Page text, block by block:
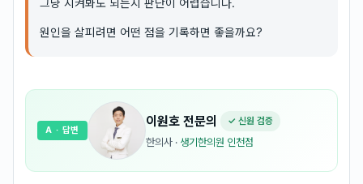
그냥 지켜봐도 되는지 판단이 어렵습니다.
원인을 살피려면 어떤 점을 기록하면 좋을까요?
이원호 전문의 ✓ 신원 검증
한의사 · 생기한의원 인천점
A · 답변